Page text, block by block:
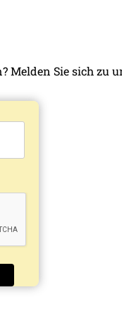
Melden Sie sich zu